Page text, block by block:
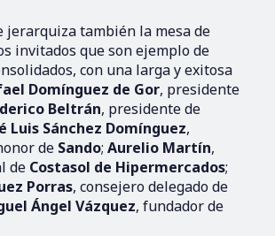
jerarquiza también la mesa de
invitados que son ejemplo de
con una larga y exitosa
Domínguez de Gor, presidente
Beltrán, presidente de
Luis Sánchez Domínguez,
de Sando; Aurelio Martín,
de Costasol de Hipermercados;
Porras, consejero delegado de
Ángel Vázquez, fundador de